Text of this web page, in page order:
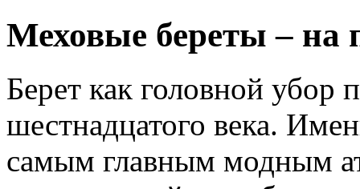
Меховые береты – на
Берет как головной убор
шестнадцатого века.
самым главным модным